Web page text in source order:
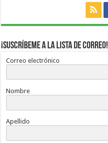
¡Suscríbeme a la lista de correo!
Correo electrónico
Nombre
Apellido